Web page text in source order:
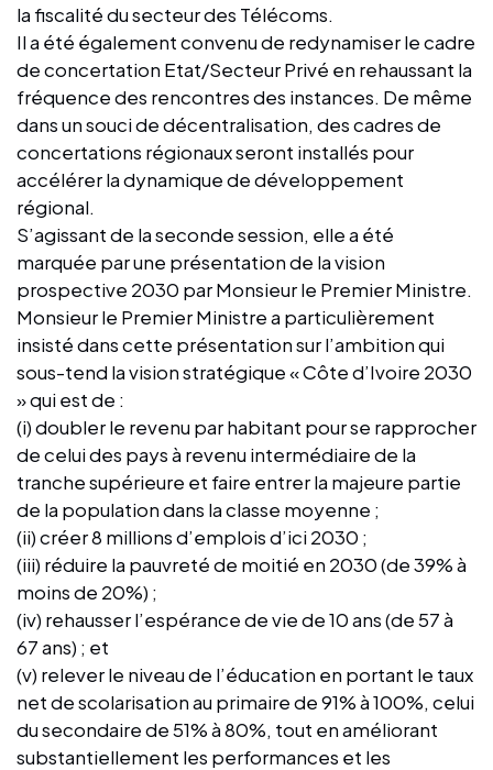
la fiscalité du secteur des Télécoms.
Il a été également convenu de redynamiser le cadre
de concertation Etat/Secteur Privé en rehaussant la
fréquence des rencontres des instances. De même
dans un souci de décentralisation, des cadres de
concertations régionaux seront installés pour
accélérer la dynamique de développement
régional.
S’agissant de la seconde session, elle a été
marquée par une présentation de la vision
prospective 2030 par Monsieur le Premier Ministre.
Monsieur le Premier Ministre a particulièrement
insisté dans cette présentation sur l’ambition qui
sous-tend la vision stratégique « Côte d’Ivoire 2030
» qui est de :
(i) doubler le revenu par habitant pour se rapprocher
de celui des pays à revenu intermédiaire de la
tranche supérieure et faire entrer la majeure partie
de la population dans la classe moyenne ;
(ii) créer 8 millions d’emplois d’ici 2030 ;
(iii) réduire la pauvreté de moitié en 2030 (de 39% à
moins de 20%) ;
(iv) rehausser l’espérance de vie de 10 ans (de 57 à
67 ans) ; et
(v) relever le niveau de l’éducation en portant le taux
net de scolarisation au primaire de 91% à 100%, celui
du secondaire de 51% à 80%, tout en améliorant
substantiellement les performances et les